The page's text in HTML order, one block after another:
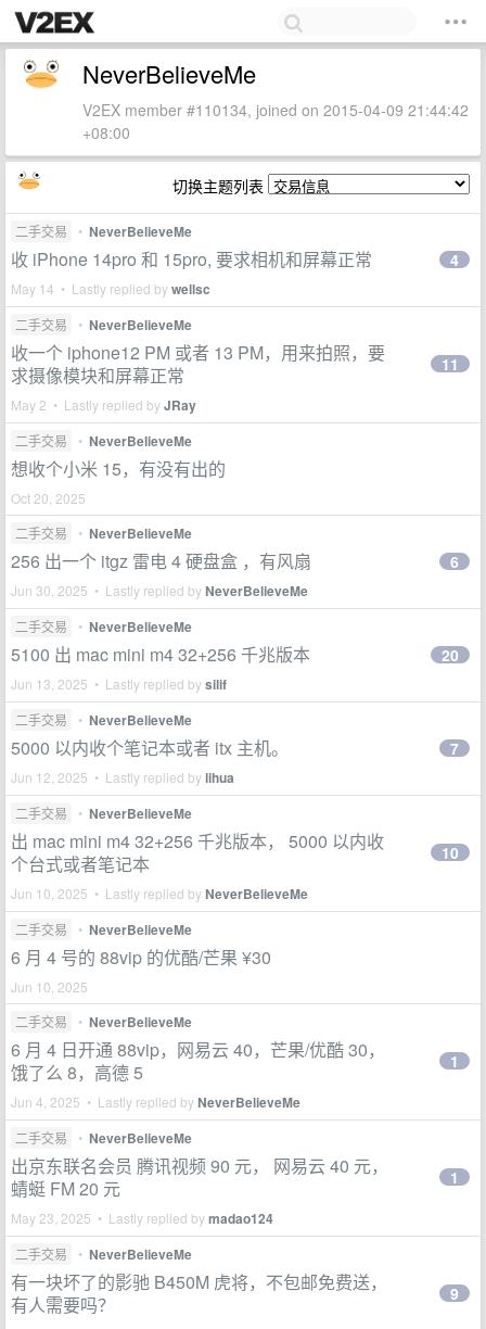
NeverBelieveMe
V2EX member #110134, joined on 2015-04-09 21:44:42
+08:00
切换主题列表
二手交易 • NeverBelieveMe
收 iPhone 14pro 和 15pro, 要求相机和屏幕正常
May 14 • Lastly replied bywellsc
4
二手交易 • NeverBelieveMe
收一个 iphone12 PM 或者 13 PM，用来拍照，要
求摄像模块和屏幕正常
May 2 • Lastly replied byJRay
11
二手交易 • NeverBelieveMe
想收个小米 15，有没有出的
Oct 20, 2025
二手交易
• NeverBelieveMe
256 出一个 itgz 雷电 4 硬盘盒 ，有风扇
Jun 30, 2025 • Lastly replied byNeverBelieveMe
6
二手交易 • NeverBelieveMe
5100 出 mac mini m4 32+256 千兆版本
Jun 13, 2025 • Lastly replied bysilif
20
二手交易 • NeverBelieveMe
5000 以内收个笔记本或者 itx 主机。
Jun 12, 2025 • Lastly replied bylihua
7
二手交易 • NeverBelieveMe
出 mac mini m4 32+256 千兆版本， 5000 以内收
个台式或者笔记本
Jun 10, 2025 • Lastly replied byNeverBelieveMe
10
二手交易 • NeverBelieveMe
6 月 4 号的 88vip 的优酷/芒果 ¥30
Jun 10, 2025
二手交易
• NeverBelieveMe
6 月 4 日开通 88vip，网易云 40，芒果/优酷 30，
饿了么 8，高德 5
Jun 4, 2025 • Lastly replied byNeverBelieveMe
1
二手交易 • NeverBelieveMe
出京东联名会员 腾讯视频 90 元， 网易云 40 元，
蜻蜓 FM 20 元
May 23, 2025 • Lastly replied bymadao124
1
二手交易 • NeverBelieveMe
有一块坏了的影驰 B450M 虎将，不包邮免费送，
有人需要吗？
9